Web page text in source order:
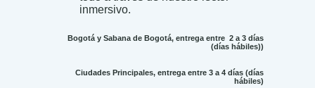
inmersivo.
Bogotá y Sabana de Bogotá, entrega entre 2 a 3 días
(días hábiles))
Ciudades Principales, entrega entre 3 a 4 días (días
hábiles)